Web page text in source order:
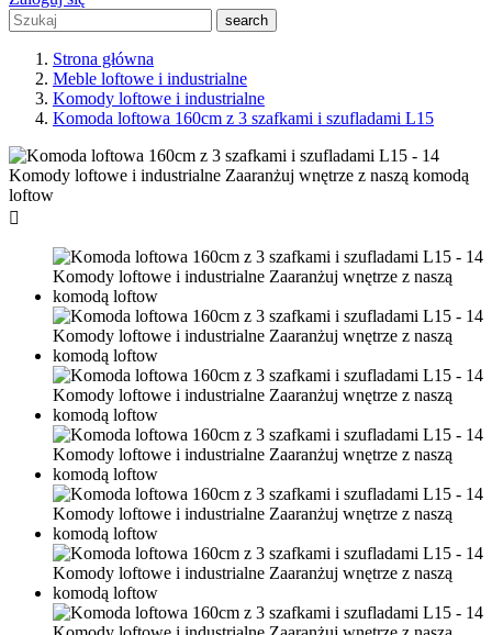
search
Strona główna
Meble loftowe i industrialne
Komody loftowe i industrialne
Komoda loftowa 160cm z 3 szafkami i szufladami L15
